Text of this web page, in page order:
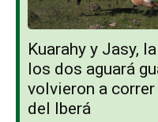
Kuarahy y Jasy,
los dos aguará
volvieron a
del Iberá